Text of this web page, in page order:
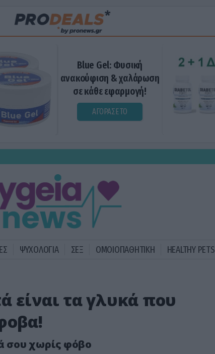
Blue Gel: Φυσική
ανακούφιση & χαλάρωση
σε κάθε εφαρμογή!
ΑΓΟΡΑΣΕ ΤΟ
ΨΥΧΟΛΟΓΙΑ ΣΕΞ ΟΜΟΙΟΠΑΘΗΤΙΚΗ HEALTHY PETS
είναι τα γλυκά που
σου χωρίς φόβο